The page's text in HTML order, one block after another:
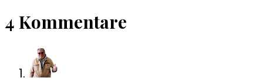
4 Kommentare